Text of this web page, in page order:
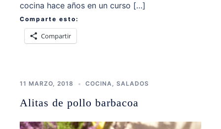
cocina hace años en un curso […]
Comparte esto:
Compartir
11 MARZO, 2018 COCINA, SALADOS
Alitas de pollo barbacoa